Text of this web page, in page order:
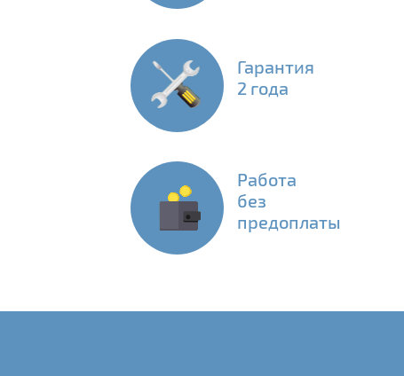
Гарантия
2 года
Работа
без
предоплаты